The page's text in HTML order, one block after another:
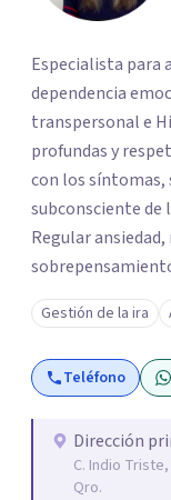
Especialista para
dependencia emocional. Mi enfoque
transpersonal e
profundas y
con los síntomas,
subconsciente de lo que
Regular
fortalecer tu autoestima. .
ciertos patrones o emociones.
preocupa y
imaginas.
Gestión de la ira
Teléfono
Dirección
C. Indio
Qro.